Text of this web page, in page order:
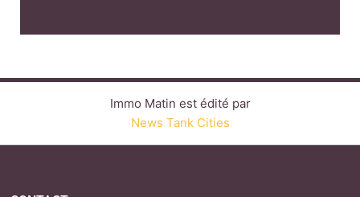
QUI SOMMES-NOUS ?
LINKEDINTWITTERFACEBOOK
YOUTUBE